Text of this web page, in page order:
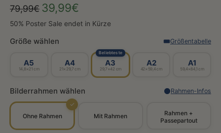
79,99€ 39,99€
50% Poster Sale endet in Kürze
Größe wählen Größentabelle
A5
14,8×21 cm
A4
21×29,7 cm
Beliebteste
A3
29,7×42 cm
A2
42×59,4 cm
A1
59,4×84,1 cm
Bilderrahmen wählen Rahmen-Infos
Ohne Rahmen
✓
Mit Rahmen
Rahmen +
Passepartout